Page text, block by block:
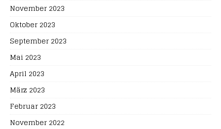
November 2023
Oktober 2023
September 2023
Mai 2023
April 2023
März 2023
Februar 2023
November 2022